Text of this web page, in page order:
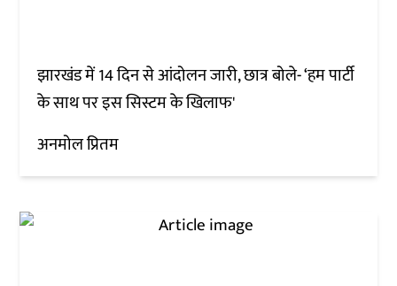
झारखंड में 14 दिन से आंदोलन जारी, छात्र बोले- ‘हम पार्टी
के साथ पर इस सिस्टम के खिलाफ'
अनमोल प्रितम